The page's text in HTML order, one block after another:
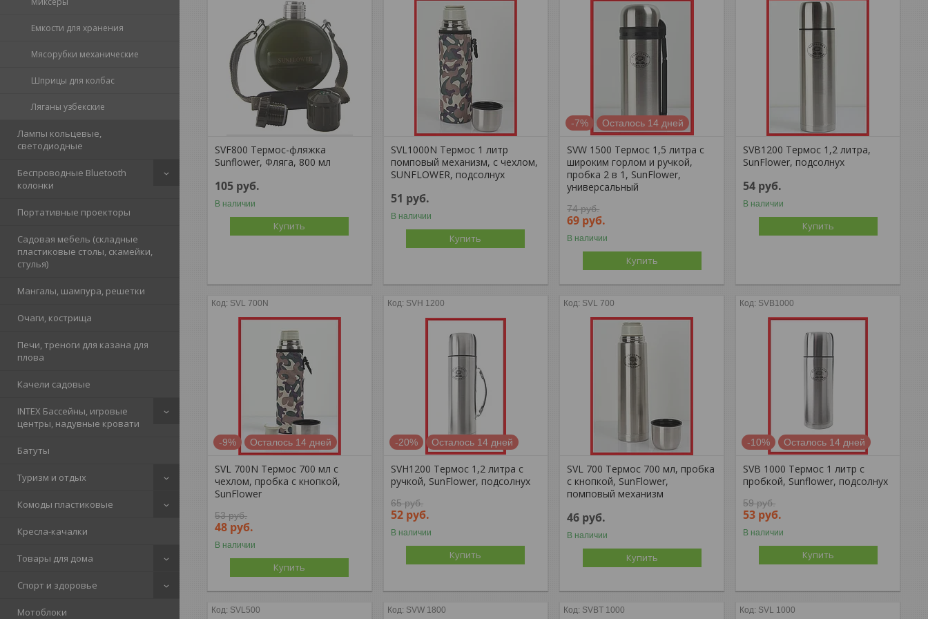
Емкости для хранения
Мясорубки механические
Шприцы для колбас
Ляганы узбекские
Лампы кольцевые,
светодиодные
Беспроводные Bluetooth
колонки
Портативные проекторы
Садовая мебель (складные
пластиковые столы, скамейки,
стулья)
Мангалы, шампура, решетки
Очаги, кострища
Печи, треноги для казана для
плова
Качели садовые
INTEX Бассейны, игровые
центры, надувные кровати
Батуты
Туризм и отдых
Комоды пластиковые
Кресла-качалки
Товары для дома
Спорт и здоровье
Мотоблоки
SVF800 Термос-фляжка
Sunflower, Фляга, 800 мл
105 руб.
В наличии
Купить
SVL1000N Термос 1 литр
помповый механизм, с чехлом,
SUNFLOWER, подсолнух
51 руб.
В наличии
Купить
-7% Осталось 14 дней
SVW 1500 Термос 1,5 литра с
широким горлом и ручкой,
пробка 2 в 1, SunFlower,
универсальный
74руб.
69 руб.
В наличии
Купить
SVB1200 Термос 1,2 литра,
SunFlower, подсолнух
54 руб.
В наличии
Купить
SVL 700N
-9% Осталось 14 дней
SVL 700N Термос 700 мл с
чехлом, пробка с кнопкой,
SunFlower
53руб.
48 руб.
В наличии
Купить
SVH 1200
-20% Осталось 14 дней
SVH1200 Термос 1,2 литра с
ручкой, SunFlower, подсолнух
65руб.
52 руб.
В наличии
Купить
SVL 700
SVL 700 Термос 700 мл, пробка
с кнопкой, SunFlower,
помповый механизм
46 руб.
В наличии
Купить
SVB1000
-10% Осталось 14 дней
SVB 1000 Термос 1 литр с
пробкой, Sunflower, подсолнух
59руб.
53 руб.
В наличии
Купить
SVL500 SVW 1800 SVBT 1000 SVL 1000